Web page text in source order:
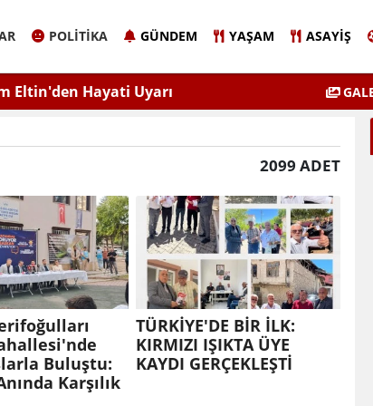
POLITIKA GÜNDEM YAŞAM ASAYIŞ
Zirvesi Gerçekleştirildi.
2099 ADET
Buluştu:
Karşılık
TÜRKİYE'DE BİR İLK:
KIRMIZI IŞIKTA ÜYE
KAYDI GERÇEKLEŞTİ